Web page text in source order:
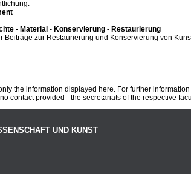
- Material - Konservierung - Restaurierung
Beiträge zur Restaurierung und Konservierung von
the information displayed here. For further
contact provided - the secretariats of the respective
UND KUNST